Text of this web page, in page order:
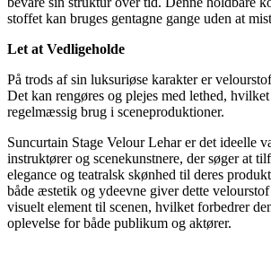
stoffet kan bruges gentagne gange uden at
Let at Vedligeholde
På trods af sin luksuriøse karakter er
Det kan rengøres og plejes med lethed,
regelmæssig brug i sceneproduktioner.
Suncurtain Stage Velour Lehar er det ideelle
instruktører og scenekunstnere, der søger at
elegance og teatralsk skønhed til deres
både æstetik og ydeevne giver dette
visuelt element til scenen, hvilket forbedrer
oplevelse for både publikum og aktører.